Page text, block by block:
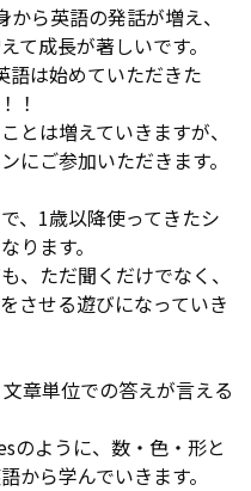
ら英語の発話が増え、
て成長が著しいです。
語は始めていただきた
！
とは増えていきますが、
にご参加いただきます。
、1歳以降使ってきたシ
ります。
、ただ聞くだけでなく、
させる遊びになっていき
章単位での答えが言える
ように、数・色・形と
から学んでいきます。